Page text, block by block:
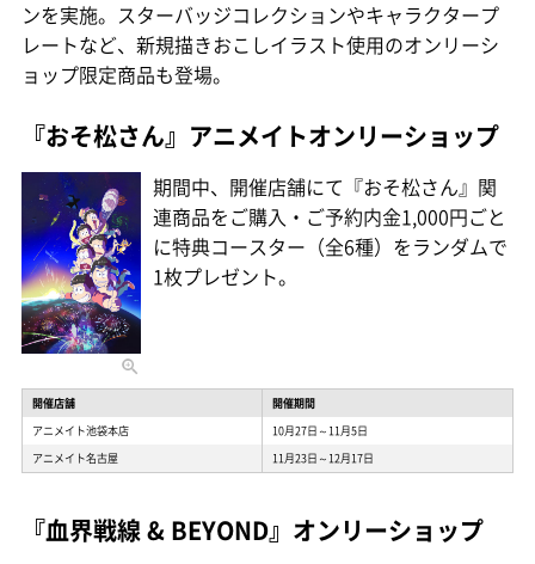
ンを実施。スターバッジコレクションやキャラクタープ
レートなど、新規描きおこしイラスト使用のオンリーシ
ョップ限定商品も登場。
『おそ松さん』アニメイトオンリーショップ
期間中、開催店舗にて『おそ松さん』関
連商品をご購入・ご予約内金1,000円ごと
に特典コースター（全6種）をランダムで
1枚プレゼント。
開催店舗
開催期間
アニメイト池袋本店
10月27日～11月5日
アニメイト名古屋
11月23日～12月17日
『血界戦線 & BEYOND』オンリーショップ